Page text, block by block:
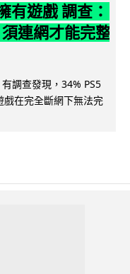
有遊戲 調查：
連網才能完整
調查發現，34% PS5
在完全斷網下無法完